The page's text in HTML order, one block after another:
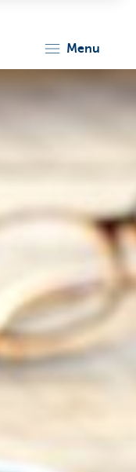
menu